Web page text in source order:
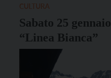
Sabato 25
“Linea Bianca”